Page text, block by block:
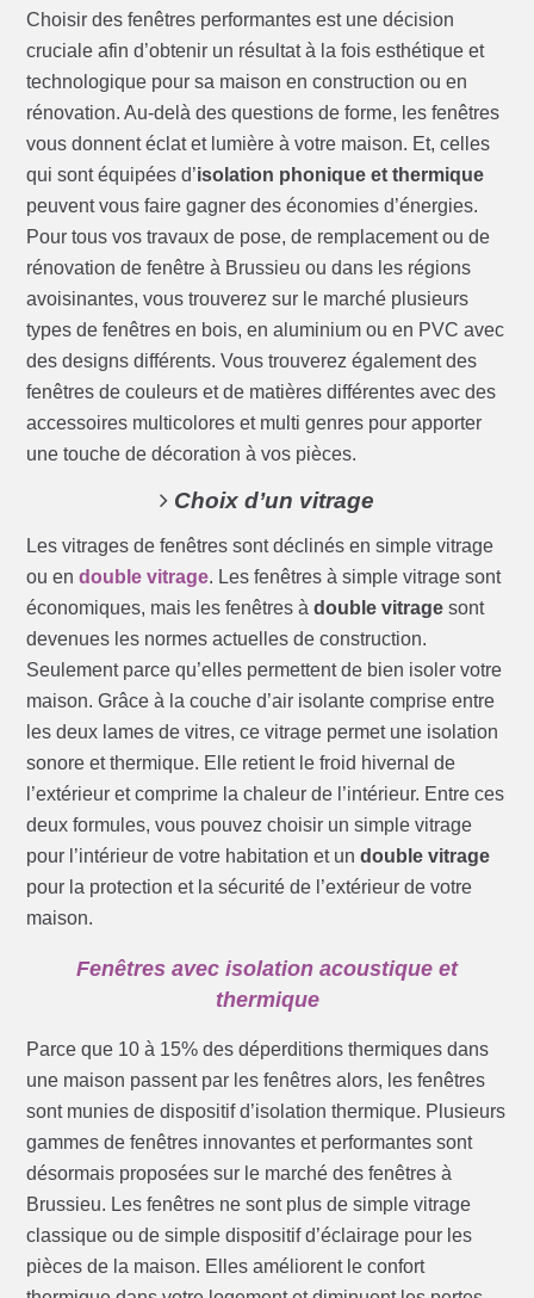
Choisir des fenêtres performantes est une décision
cruciale afin d’obtenir un résultat à la fois esthétique et
technologique pour sa maison en construction ou en
rénovation. Au-delà des questions de forme, les fenêtres
vous donnent éclat et lumière à votre maison. Et, celles
qui sont équipées d’isolation phonique et thermique
peuvent vous faire gagner des économies d’énergies.
Pour tous vos travaux de pose, de remplacement ou de
rénovation de fenêtre à Brussieu ou dans les régions
avoisinantes, vous trouverez sur le marché plusieurs
types de fenêtres en bois, en aluminium ou en PVC avec
des designs différents. Vous trouverez également des
fenêtres de couleurs et de matières différentes avec des
accessoires multicolores et multi genres pour apporter
une touche de décoration à vos pièces.
Choix d’un vitrage
Les vitrages de fenêtres sont déclinés en simple vitrage
ou endouble vitrage. Les fenêtres à simple vitrage sont
économiques, mais les fenêtres àdouble vitrage sont
devenues les normes actuelles de construction.
Seulement parce qu’elles permettent de bien isoler votre
maison. Grâce à la couche d’air isolante comprise entre
les deux lames de vitres, ce vitrage permet une isolation
sonore et thermique. Elle retient le froid hivernal de
l’extérieur et comprime la chaleur de l’intérieur. Entre ces
deux formules, vous pouvez choisir un simple vitrage
pour l’intérieur de votre habitation et undouble vitrage
pour la protection et la sécurité de l’extérieur de votre
maison.
Fenêtres avec isolation acoustique et
thermique
Parce que 10 à 15% des déperditions thermiques dans
une maison passent par les fenêtres alors, les fenêtres
sont munies de dispositif d’isolation thermique. Plusieurs
gammes de fenêtres innovantes et performantes sont
désormais proposées sur le marché des fenêtres à
Brussieu. Les fenêtres ne sont plus de simple vitrage
classique ou de simple dispositif d’éclairage pour les
pièces de la maison. Elles améliorent le confort